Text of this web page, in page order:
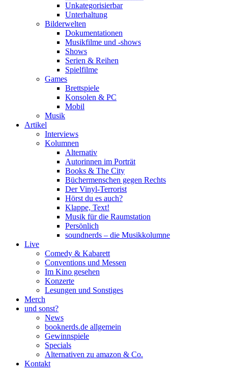
Unkategorisierbar
Unterhaltung
Bilderwelten
Dokumentationen
Musikfilme und -shows
Shows
Serien & Reihen
Spielfilme
Games
Brettspiele
Konsolen & PC
Mobil
Musik
Artikel
Interviews
Kolumnen
Alternativ
Autorinnen im Porträt
Books & The City
Büchermenschen gegen Rechts
Der Vinyl-Terrorist
Hörst du es auch?
Klappe, Text!
Musik für die Raumstation
Persönlich
soundnerds – die Musikkolumne
Live
Comedy & Kabarett
Conventions und Messen
Im Kino gesehen
Konzerte
Lesungen und Sonstiges
Merch
und sonst?
News
booknerds.de allgemein
Gewinnspiele
Specials
Alternativen zu amazon & Co.
Kontakt